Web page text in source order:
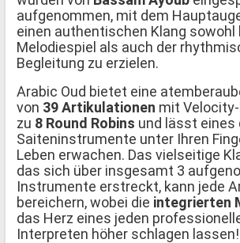
aufgenommen, mit dem
einen authentischen Klang sowohl
Melodiespiel als auch der
Begleitung zu erzielen.
Arabic Oud bietet eine
von 39 Artikulationen mit
zu 8 Round Robins und lässt eines
Saiteninstrumente unter Ihren
Leben erwachen. Das vielseitige
das sich über insgesamt 3
Instrumente erstreckt, kann jede
bereichern, wobei die integrierten
das Herz eines jeden
Interpreten höher schlagen lassen!